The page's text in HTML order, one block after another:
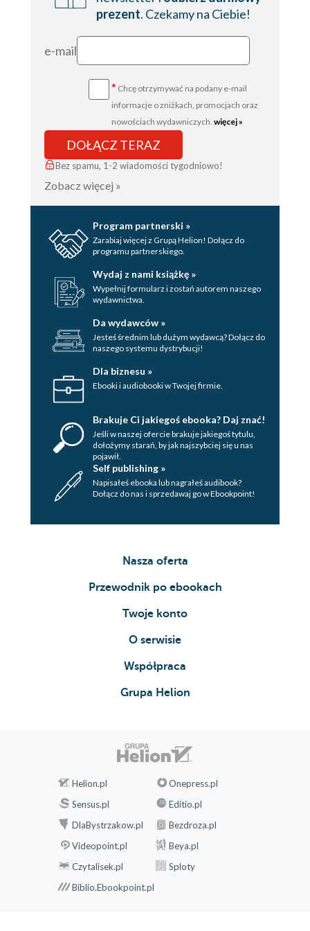
Rozdział 22. Rewolucja tli się dalej
za królestwem?
Kalendarium rewolucji francuskiej
Ofiary rewolucji
Wybrana bibliografia
prezent. Czekamy na Ciebie!
e-mail
* Chcę otrzymywać na podany e-mail
informacje o zniżkach, promocjach oraz
nowościach wydawniczych. więcej »
DOŁĄCZ TERAZ
Bez spamu, 1-2 wiadomości tygodniowo!
Zobacz więcej »
Program partnerski »
Zarabiaj więcej z Grupą Helion! Dołącz do
programu partnerskiego.
Wydaj z nami książkę »
Wypełnij formularz i zostań autorem naszego
wydawnictwa.
Da wydawców »
Jesteś średnim lub dużym wydawcą? Dołącz do
naszego systemu dystrybucji!
Dla biznesu »
Ebooki i audiobooki w Twojej firmie.
Brakuje Ci jakiegoś ebooka? Daj znać!
Jeśli w naszej ofercie brakuje jakiegoś tytulu,
dołożymy starań, by jak najszybciej się u nas
pojawił.
Self publishing »
Napisałeś ebooka lub nagrałeś audibook?
Dołącz do nas i sprzedawaj go w Ebookpoint!
Nasza oferta
Przewodnik po ebookach
Twoje konto
O serwisie
Współpraca
Grupa Helion
Helion.pl
Onepress.pl
Sensus.pl
Editio.pl
DlaBystrzakow.pl
Bezdroza.pl
Videopoint.pl
Beya.pl
Czytalisek.pl
Sploty
Biblio.Ebookpoint.pl